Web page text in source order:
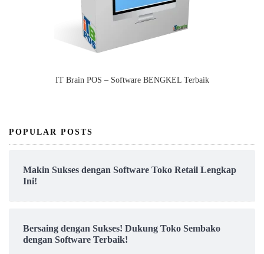
IT Brain POS – Software BENGKEL Terbaik
POPULAR POSTS
Makin Sukses dengan Software Toko Retail Lengkap
Ini!
Bersaing dengan Sukses! Dukung Toko Sembako
dengan Software Terbaik!